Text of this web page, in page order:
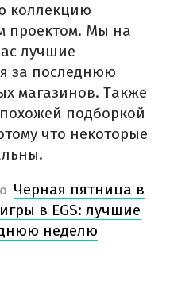
коллекцию
проектом. Мы на
лучшие
за последнюю
магазинов. Также
подборкой
что некоторые
Черная пятница в
в EGS: лучшие
неделю